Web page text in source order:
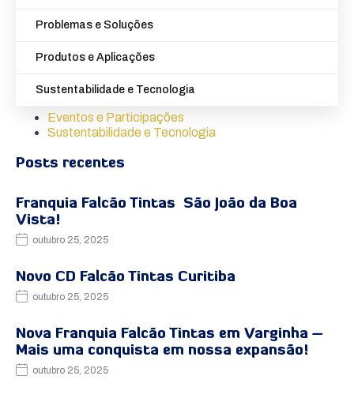
Problemas e Soluções
Produtos e Aplicações
Sustentabilidade e Tecnologia
Eventos e Participações
Sustentabilidade e Tecnologia
Posts recentes
Franquia Falcão Tintas São João da Boa
Vista!
outubro 25, 2025
Novo CD Falcão Tintas Curitiba
outubro 25, 2025
Nova Franquia Falcão Tintas em Varginha –
Mais uma conquista em nossa expansão!
outubro 25, 2025